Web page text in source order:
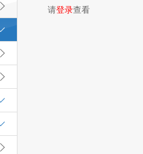
请登录查看